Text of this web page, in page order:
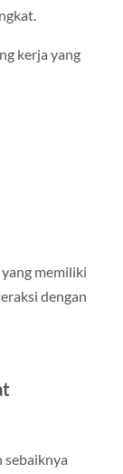
kerja yang
memiliki
dengan